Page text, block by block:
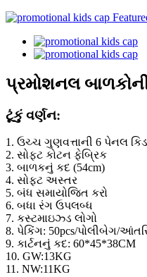
પ્રમોશનલ બાળકોની
ટૂંકું વર્ણન:
1. ઉચ્ચ ગુણવત્તાની 6 પેનલ
2. સોફ્ટ કોટન ફેબ્રિક
3. બાળકનું કદ (54cm)
4. સોફ્ટ અસ્તર
5. બંધ સમાયોજિત કરો
6. બધા રંગ ઉપલબ્ધ
7. કસ્ટમાઇઝ્ડ લોગો
8. પેકિંગ: 50pcs/પોલીબેગ/
9. કાર્ટનનું કદ: 60*45*38CM
10. GW:13KG
11. NW:11KG